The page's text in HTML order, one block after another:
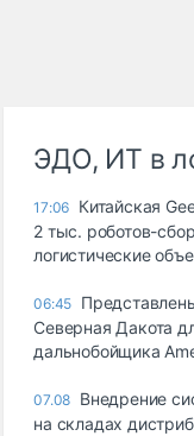
ЭДО, ИТ в
17:06 Китайская
2 тыс. роботов-
логистические
06:45
Северная Дакота
дальнобойщика
07.08 Внедрение
на складах